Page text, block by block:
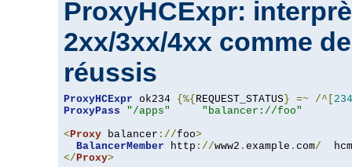
ProxyHCExpr:
2xx/3xx/4xx comme
réussis
ProxyHCExpr ok234 {%{ REQUEST_STATUS } =~ /^[ 234
ProxyPass
"/apps"
"balancer://foo"
<Proxy balancer ://foo>
BalancerMember http ://www2 . example . com/
</Proxy>